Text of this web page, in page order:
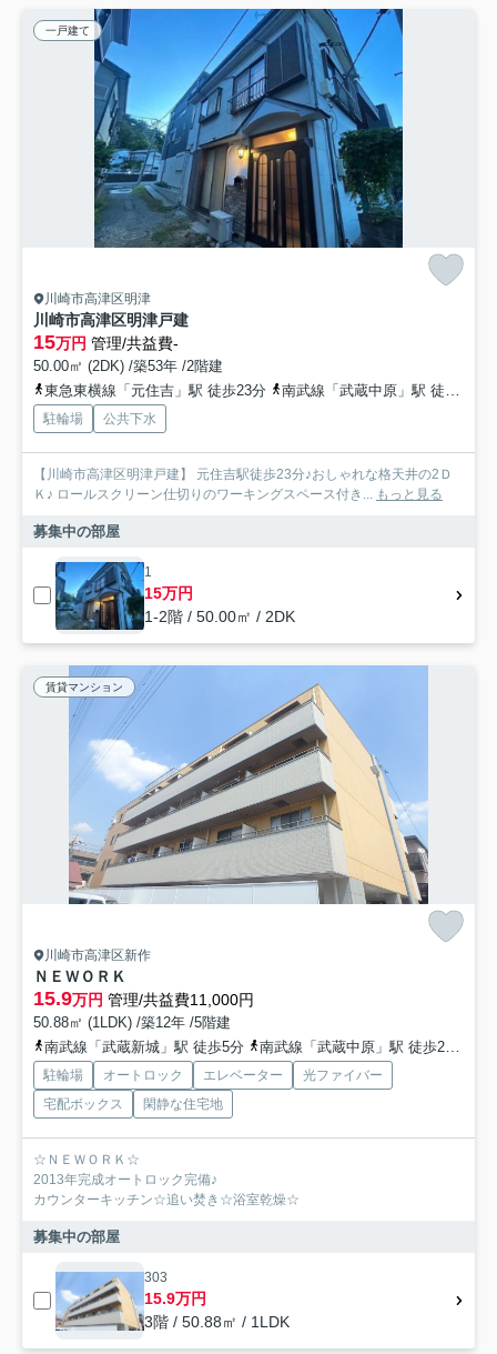
一戸建て
川崎市高津区明津
川崎市高津区明津戸建
15万円 管理/共益費-
50.00㎡ (2DK) /築53年 /2階建
東急東横線「元住吉」駅 徒歩23分
南武線「武蔵中原」駅 徒歩26分
駐輪場 公共下水
【川崎市高津区明津戸建】 元住吉駅徒歩23分♪おしゃれな格天井の2Ｄ
Ｋ♪ ロールスクリーン仕切りのワーキングスペース付き... もっと見る
募集中の部屋
1
15万円
1-2階 / 50.00㎡ / 2DK
賃貸マンション
川崎市高津区新作
ＮＥＷＯＲＫ
15.9万円 管理/共益費11,000円
50.88㎡ (1LDK) /築12年 /5階建
南武線「武蔵新城」駅 徒歩5分
南武線「武蔵中原」駅 徒歩26分
駐輪場 オートロック エレベーター
光ファイバー
宅配ボックス
閑静な住宅地
☆ＮＥＷＯＲＫ☆
2013年完成オートロック完備♪
カウンターキッチン☆追い焚き☆浴室乾燥☆
募集中の部屋
303
15.9万円
3階 / 50.88㎡ / 1LDK